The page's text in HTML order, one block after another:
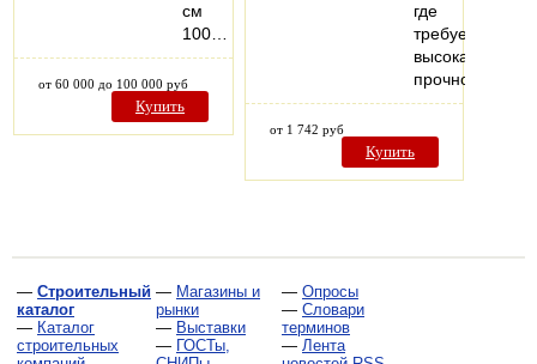
см
100…
от 60 000 до 100 000 руб
Купить
где
требуется
высокая
прочность…
от 1 742 руб
Купить
— Строительный
каталог
— Каталог
строительных
— Магазины и
рынки
— Выставки
— ГОСТы,
— Опросы
— Словари
терминов
— Лента